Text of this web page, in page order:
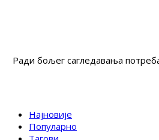
Ради бољег сагледавања
Најновије
Популарно